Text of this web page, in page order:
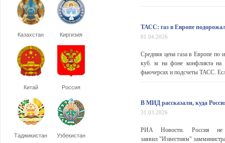
Казахстан Киргизия
Китай Россия
Таджикистан Узбекистан
ТАСС: газ в Европе
01.04.2026
Средняя цена газа в Европе по
куб. м на фоне конфликта на
фьючерсах и подсчеты ТАСС.
В МИД рассказали, куда
31.03.2026
РИА Новости. Россия не
заявил "Известиям"